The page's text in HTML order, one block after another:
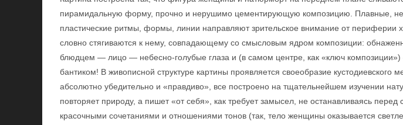
пирамидальную форму, прочно и нерушимо цементирующую композицию. Плавные,
пластические ритмы, формы, линии направляют зрительское внимание от периферии
словно стягиваются к нему, совпадающему со смысловым ядром композиции:
блюдцем — лицо — небесно-голубые глаза и (в самом центре, как «ключ
бантиком! В живописной структуре картины проявляется своеобразие кустодиевского
абсолютно убедительно и «правдиво», все построено на тщательнейшем изучении
повторяет природу, а пишет «от себя», как требует замысел, не останавливаясь
красочными сочетаниями и отношениями тонов (так, тело женщины оказывается